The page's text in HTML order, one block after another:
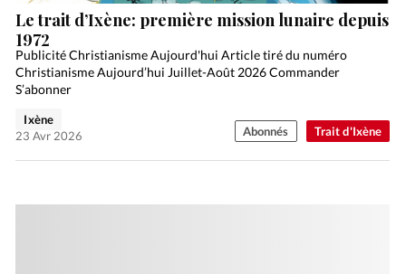
Trait d'Ixène
Le trait d’Ixène: première mission lunaire depuis
1972
Publicité Christianisme Aujourd'hui Article tiré du numéro
Christianisme Aujourd’hui Juillet-Août 2026 Commander
S’abonner
Ixène
23 Avr 2026
Abonnés